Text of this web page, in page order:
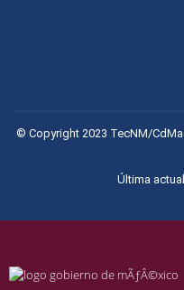
© Copyright 2023 TecNM/
Última